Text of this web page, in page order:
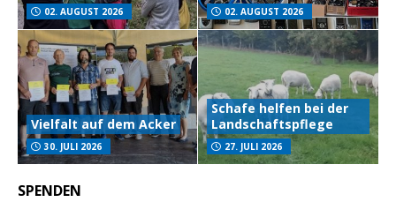
02. AUGUST 2026 02. AUGUST 2026
Vielfalt auf dem Acker
30. JULI 2026
Schafe helfen bei der
Landschaftspflege
27. JULI 2026
SPENDEN